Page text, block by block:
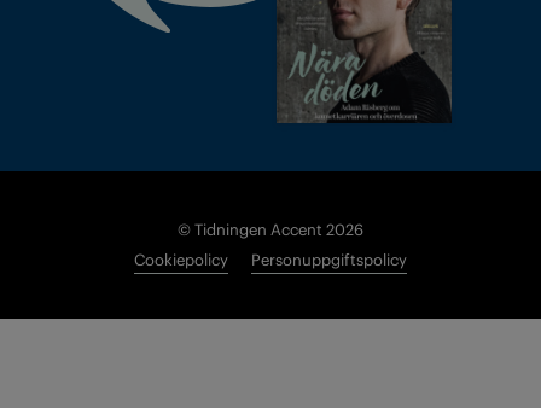
© Tidningen Accent 2026
Cookiepolicy
Personuppgiftspolicy